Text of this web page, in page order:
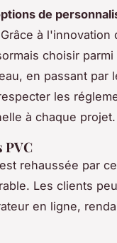
de
à l'innovation
choisir
en passant par
les
à chaque projet.
PVC
est rehaussée par
Les clients
en ligne,